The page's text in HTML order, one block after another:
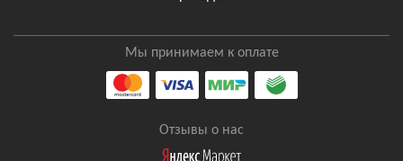
Мы принимаем к оплате
Отзывы о нас